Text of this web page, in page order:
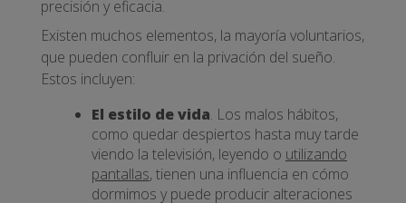
precisión y eficacia.
Existen muchos elementos, la mayoría voluntarios,
que pueden confluir en la privación del sueño.
Estos incluyen:
El estilo de vida. Los malos hábitos,
como quedar despiertos hasta muy tarde
viendo la televisión, leyendo o utilizando
pantallas, tienen una influencia en cómo
dormimos y puede producir alteraciones